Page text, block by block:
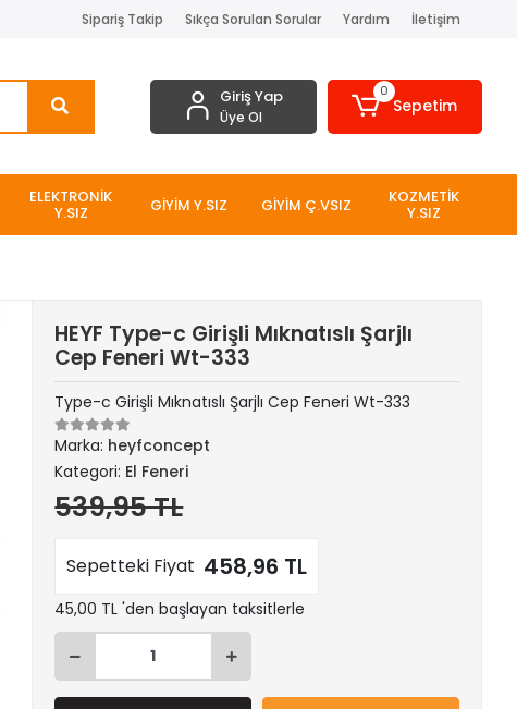
Sipariş Takip Sıkça Sorulan Sorular Yardım İletişim
Giriş Yap
Üye Ol
0
Sepetim
ELEKTRONİK
Y.SIZ GİYİM Y.SIZ GİYİM Ç.VSIZ KOZMETİK
Y.SIZ
HEYF Type-c Girişli Mıknatıslı Şarjlı
Cep Feneri Wt-333
Type-c Girişli Mıknatıslı Şarjlı Cep Feneri Wt-333
Marka: heyfconcept
Kategori: El Feneri
539,95 TL
Sepetteki Fiyat 458,96 TL
45,00 TL 'den başlayan taksitlerle